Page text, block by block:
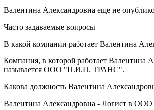
Валентина Александровна еще не
Часто задаваемые вопросы
В какой компании работает Валентина
Компания, в которой работает Валентина
называется ООО "П.И.П. ТРАНС".
Какова должность Валентина
Валентина Александровна - Логист в ООО